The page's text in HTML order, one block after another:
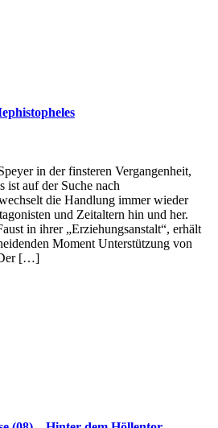
in der finsteren Vergangenheit,
ist auf der Suche nach
die Handlung immer wieder
und Zeitaltern hin und her.
in ihrer „Erziehungsanstalt“, erhält
Moment Unterstützung von
[…]